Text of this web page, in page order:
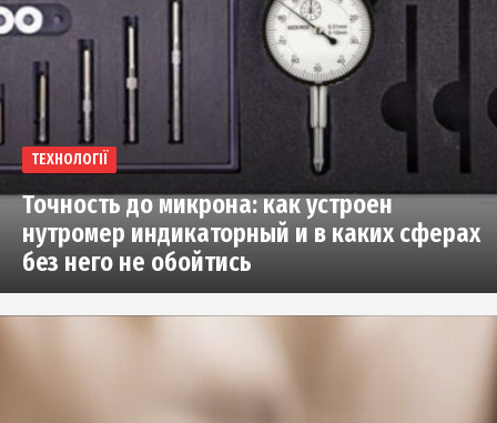
ТЕХНОЛОГІЇ
Точность до микрона: как устроен
нутромер индикаторный и в каких сферах
без него не обойтись